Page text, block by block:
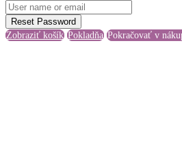
Reset Password
Zobraziť košík Pokladňa Pokračovať v